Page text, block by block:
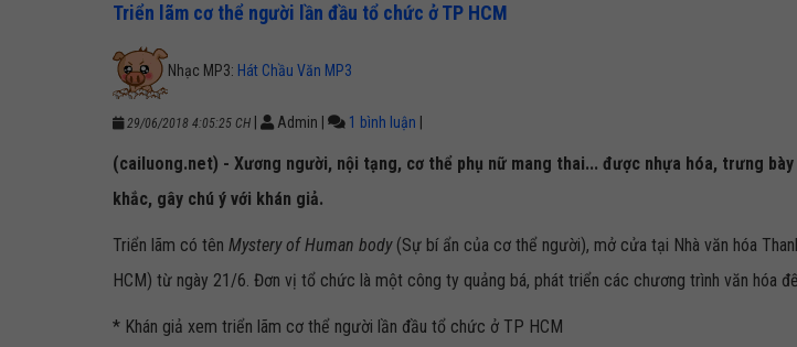
Triển lãm cơ thể người lần đầu tổ chức ở TP HCM
Nhạc MP3: Hát Chầu Văn MP3
29/06/2018 4:05:25 CH Admin 1 bình luận
(cailuong.net) - Xương người, nội tạng, cơ thể phụ nữ mang thai... được nhựa hóa, trưng
khắc, gây chú ý với khán giả.
Triển lãm có tên Mystery of Human body(Sự bí ẩn của cơ thể người), mở cửa tại Nhà văn hóa
HCM) từ ngày 21/6. Đơn vị tổ chức là một công ty quảng bá, phát triển các chương trình văn hóa
* Khán giả xem triển lãm cơ thể người lần đầu tổ chức ở TP HCM